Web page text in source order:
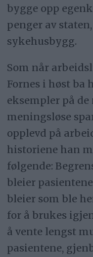
bygge opp
penger av
sykehusbygg.
Som når
Fornes i høst ba
eksempler på
meningsløse
opplevd på
historiene han
følgende:
bleier
bleier som ble
for å brukes
å vente lengst
pasientene,